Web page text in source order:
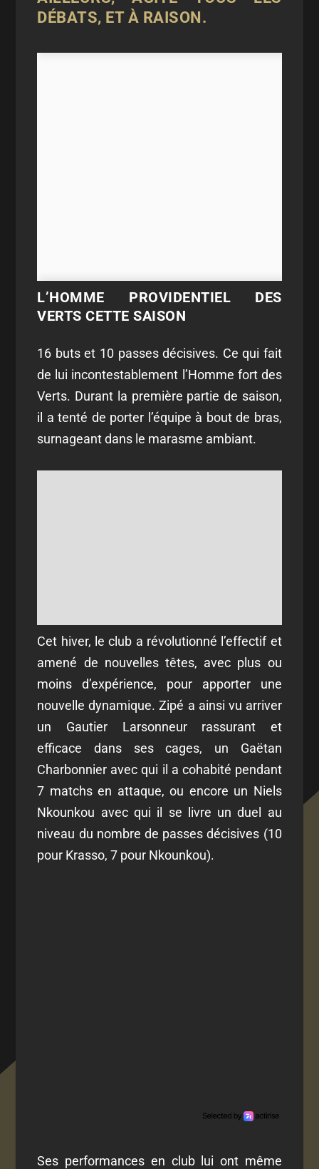
DÉBATS, ET À RAISON.
L’HOMME PROVIDENTIEL DES
VERTS CETTE SAISON
16 buts et 10 passes décisives. Ce qui fait
de lui incontestablement l’Homme fort des
Verts. Durant la première partie de saison,
il a tenté de porter l’équipe à bout de bras,
surnageant dans le marasme ambiant.
Cet hiver, le club a révolutionné l’effectif et
amené de nouvelles têtes, avec plus ou
moins d’expérience, pour apporter une
nouvelle dynamique. Zipé a ainsi vu arriver
un Gautier Larsonneur rassurant et
efficace dans ses cages, un Gaëtan
Charbonnier avec qui il a cohabité pendant
7 matchs en attaque, ou encore un Niels
Nkounkou avec qui il se livre un duel au
niveau du nombre de passes décisives (10
pour Krasso, 7 pour Nkounkou).
Ses performances en club lui ont même